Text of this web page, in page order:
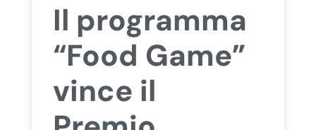
Il programma
“Food Game”
vince il